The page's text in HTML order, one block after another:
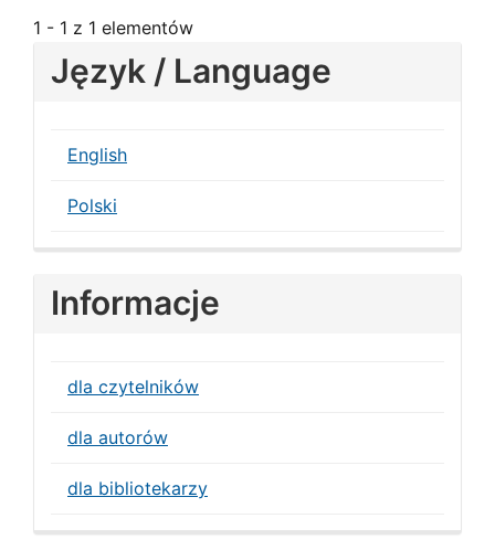
1 - 1 z 1 elementów
Język / Language
English
Polski
Informacje
dla czytelników
dla autorów
dla bibliotekarzy